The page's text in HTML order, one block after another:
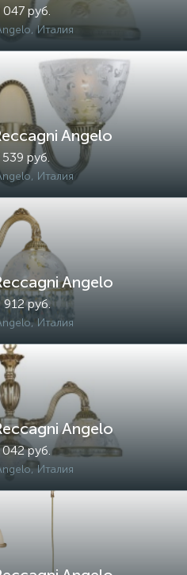
руб.
Италия
Angelo
539 руб.
Италия
Angelo
руб.
Италия
Angelo
руб.
Италия